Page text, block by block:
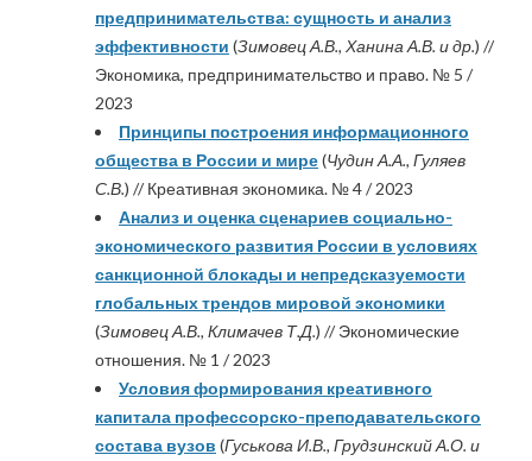
предпринимательства: сущность и анализ
эффективности (Зимовец А.В., Ханина А.В. и др.) //
Экономика, предпринимательство и право. № 5 /
2023
Принципы построения информационного
общества в России и мире(Чудин А.А., Гуляев
С.В.) // Креативная экономика. № 4 / 2023
Анализ и оценка сценариев социально-
экономического развития России в условиях
санкционной блокады и непредсказуемости
глобальных трендов мировой экономики
(Зимовец А.В., Климачев Т.Д.) // Экономические
отношения. № 1 / 2023
Условия формирования креативного
капитала профессорско-преподавательского
состава вузов (Гуськова И.В., Грудзинский А.О. и